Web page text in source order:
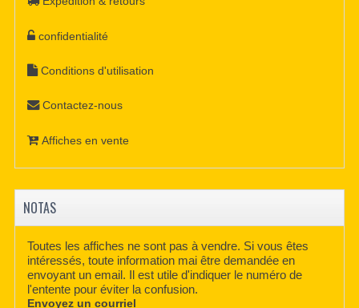
confidentialité
Conditions d'utilisation
Contactez-nous
Affiches en vente
NOTAS
Toutes les affiches ne sont pas à vendre. Si vous êtes
intéressés, toute information mai être demandée en
envoyant un email. Il est utile d'indiquer le numéro de
l'entente pour éviter la confusion.
Envoyez un courriel